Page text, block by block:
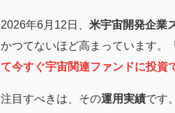
2026年6月12日、 米宇宙開発企業
かつてないほど高まっています。
て今すぐ宇宙関連ファンドに投資
注目すべきは、その運用実績です